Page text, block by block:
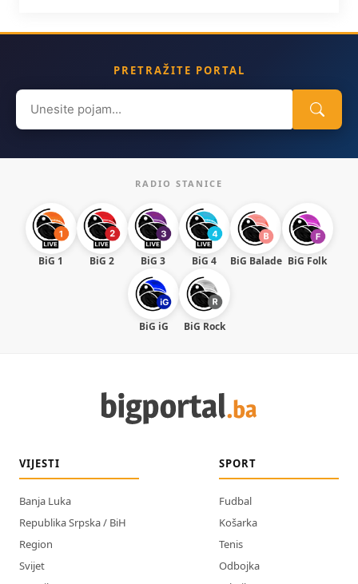
PRETRAŽITE PORTAL
Search
for:
RADIO STANICE
BiG 1 BiG 2 BiG 3 BiG 4 BiG Balade BiG Folk
BiG iG BiG Rock
VIJESTI
Banja Luka
Republika Srpska / BiH
Region
Svijet
SPORT
Fudbal
Košarka
Tenis
Odbojka